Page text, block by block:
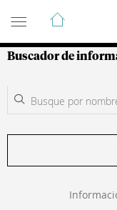
Guía de
Buscador de